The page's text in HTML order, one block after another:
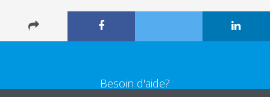
Besoin d'aide?